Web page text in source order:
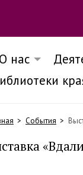
О нас
События